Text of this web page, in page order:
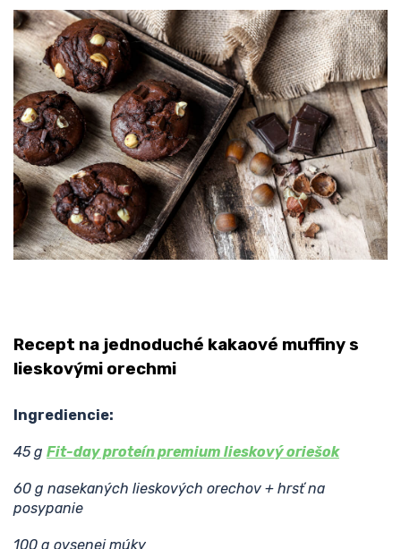
Recept na jednoduché kakaové muffiny s
lieskovými orechmi
Ingrediencie:
45 g Fit-day proteín premium lieskový oriešok
60 g nasekaných lieskových orechov + hrsť na
posypanie
100 g ovsenej múky